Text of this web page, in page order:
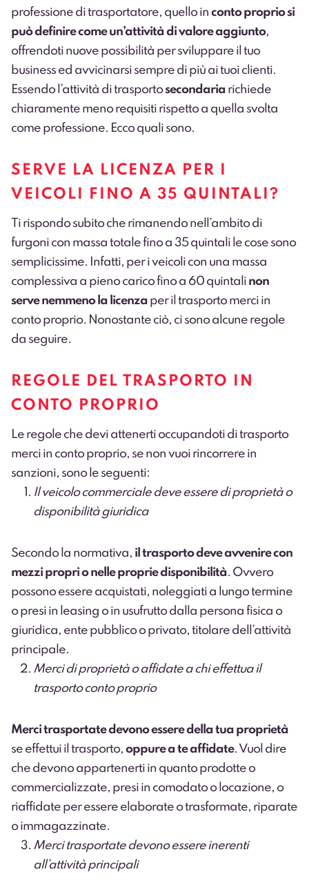
professione di trasportatore, quello in conto proprio si
può definire come un’attività di valore aggiunto,
offrendoti nuove possibilità per sviluppare il tuo
business ed avvicinarsi sempre di più ai tuoi clienti.
Essendo l’attività di trasportosecondaria richiede
chiaramente meno requisiti rispetto a quella svolta
come professione. Ecco quali sono.
SERVE LA LICENZA PER I
VEICOLI FINO A 35 QUINTALI?
Ti rispondo subito che rimanendo nell’ambito di
furgoni con massa totale fino a 35 quintali le cose sono
semplicissime. Infatti, per i veicoli con una massa
complessiva a pieno carico fino a 60 quintali non
serve nemmeno la licenza per il trasporto merci in
conto proprio. Nonostante ciò, ci sono alcune regole
da seguire.
REGOLE DEL TRASPORTO IN
CONTO PROPRIO
Le regole che devi attenerti occupandoti di trasporto
merci in conto proprio, se non vuoi rincorrere in
sanzioni, sono le seguenti:
Il veicolo commerciale deve essere di proprietà o
disponibilità giuridica
Secondo la normativa, il trasporto deve avvenire con
mezzi propri o nelle proprie disponibilità. Ovvero
possono essere acquistati, noleggiati a lungo termine
o presi in leasing o in usufrutto dalla persona fisica o
giuridica, ente pubblico o privato, titolare dell’attività
principale.
Merci di proprietà o affidate a chi effettua il
trasporto conto proprio
Merci trasportate devono essere della tua proprietà
se effettui il trasporto, oppure a te affidate. Vuol dire
che devono appartenerti in quanto prodotte o
commercializzate, presi in comodato o locazione, o
riaffidate per essere elaborate o trasformate, riparate
o immagazzinate.
Merci trasportate devono essere inerenti
all’attività principali